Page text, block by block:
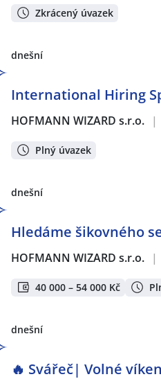
Zkrácený úvazek
dnešní
International Hiring
HOFMANN WIZARD s.r.o. |
Plný úvazek
dnešní
Hledáme šikovného
HOFMANN WIZARD s.r.o. |
40 000 – 54 000 Kč
dnešní
🔥 Svářeč| Volné